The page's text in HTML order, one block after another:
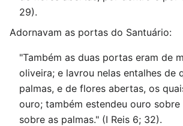
29).
Adornavam as portas do Santuário:
"Também as duas portas eram de
oliveira; e lavrou nelas entalhes de
palmas, e de flores abertas, os
ouro; também estendeu ouro
sobre as palmas." (I Reis 6; 32).